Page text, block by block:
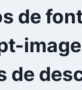
de
de